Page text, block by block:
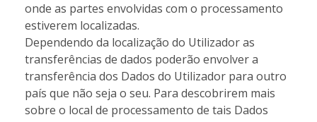
onde as partes envolvidas com o processamento
estiverem localizadas.
Dependendo da localização do Utilizador as
transferências de dados poderão envolver a
transferência dos Dados do Utilizador para outro
país que não seja o seu. Para descobrirem mais
sobre o local de processamento de tais Dados